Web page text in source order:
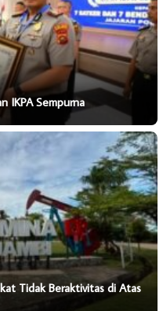
IKPA Sempurna
Tidak Beraktivitas di Atas